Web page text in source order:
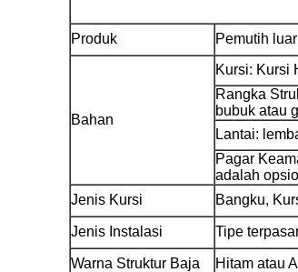
Produk Pemutih
Bahan
Kursi: Kursi
Rangka
bubuk atau
Lantai:
Pagar
adalah
Jenis Kursi
Bangku,
Jenis Instalasi Tipe
Warna Struktur Baja Hitam atau